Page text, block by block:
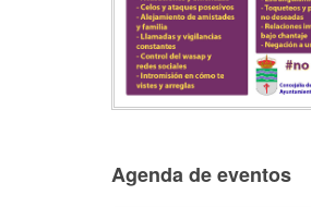
Agenda de eventos